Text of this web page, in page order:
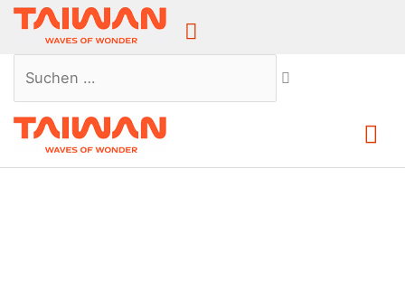
Above
Suchen …